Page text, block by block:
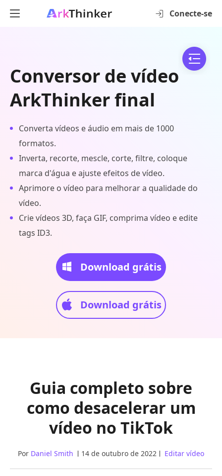
Conecte-se
Conversor de vídeo
ArkThinker final
Converta vídeos e áudio em mais de 1000
formatos.
Inverta, recorte, mescle, corte, filtre, coloque
marca d'água e ajuste efeitos de vídeo.
Aprimore o vídeo para melhorar a qualidade do
vídeo.
Crie vídeos 3D, faça GIF, comprima vídeo e edite
tags ID3.
Download grátis
Download grátis
Guia completo sobre
como desacelerar um
vídeo no TikTok
Por Daniel Smith 14 de outubro de 2022 Editar vídeo